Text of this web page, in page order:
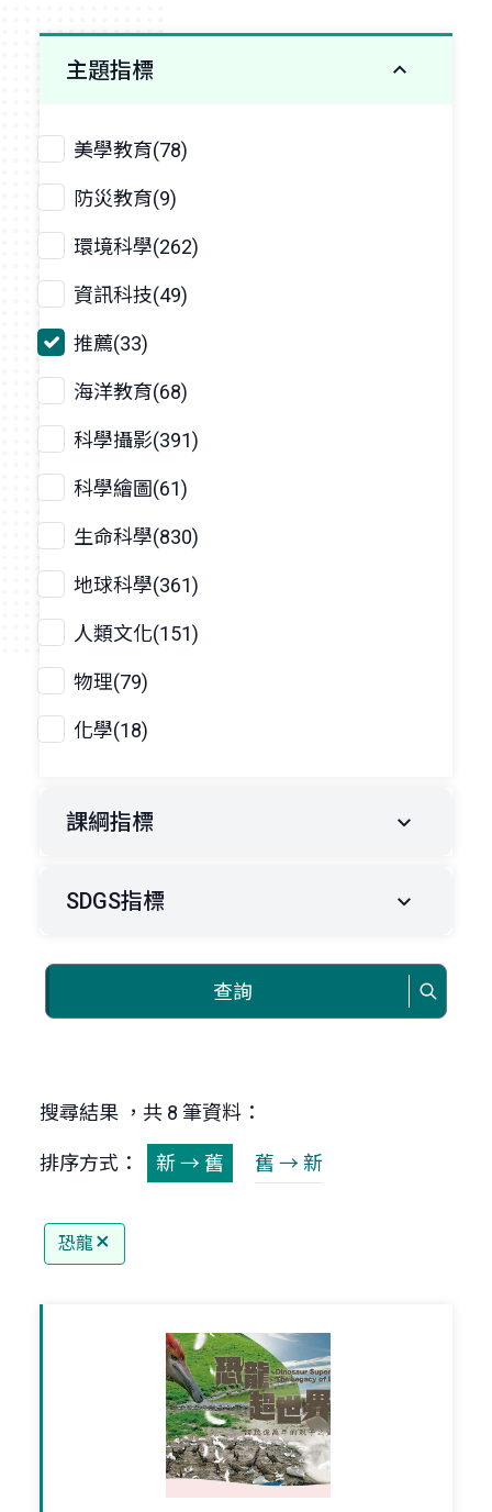
主題指標
美學教育(78)
防災教育(9)
環境科學(262)
資訊科技(49)
推薦(33)
海洋教育(68)
科學攝影(391)
科學繪圖(61)
生命科學(830)
地球科學(361)
人類文化(151)
物理(79)
化學(18)
課綱指標
SDGS指標
查詢
搜尋結果 ，共 8 筆資料：
排序方式： 新 → 舊 舊 → 新
恐龍